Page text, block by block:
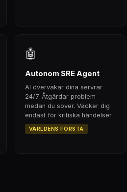
🤖
Autonom SRE Agent
AI övervakar dina servrar
24/7. Åtgärdar problem
medan du sover. Väcker dig
endast för kritiska händelser.
VÄRLDENS FÖRSTA